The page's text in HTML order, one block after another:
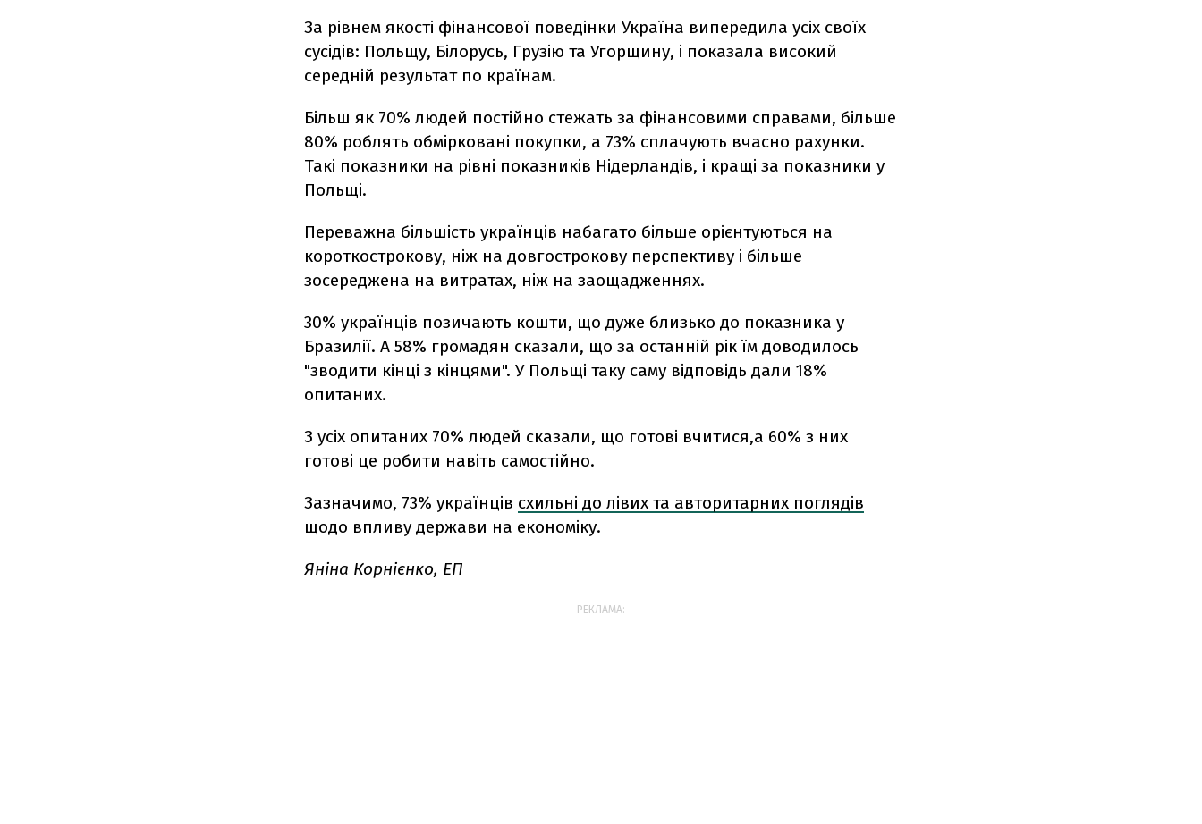
За рівнем якості фінансової поведінки Україна випередила усіх своїх
сусідів: Польщу, Білорусь, Грузію та Угорщину, і показала високий
середній результат по країнам.
Більш як 70% людей постійно стежать за фінансовими справами, більше
80% роблять обмірковані покупки, а 73% сплачують вчасно рахунки.
Такі показники на рівні показників Нідерландів, і кращі за показники у
Польщі.
Переважна більшість українців набагато більше орієнтуються на
короткострокову, ніж на довгострокову перспективу і більше
зосереджена на витратах, ніж на заощадженнях.
30% українців позичають кошти, що дуже близько до показника у
Бразилії. А 58% громадян сказали, що за останній рік їм доводилось
"зводити кінці з кінцями". У Польщі таку саму відповідь дали 18%
опитаних.
З усіх опитаних 70% людей сказали, що готові вчитися,а 60% з них
готові це робити навіть самостійно.
Зазначимо, 73% українців схильні до лівих та авторитарних поглядів
щодо впливу держави на економіку.
Яніна Корнієнко, ЕП
РЕКЛАМА: